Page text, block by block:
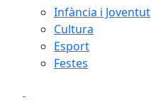
Infància i Joventut
Cultura
Esport
Festes